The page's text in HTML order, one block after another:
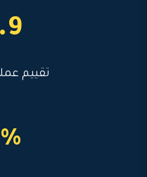
تقييم